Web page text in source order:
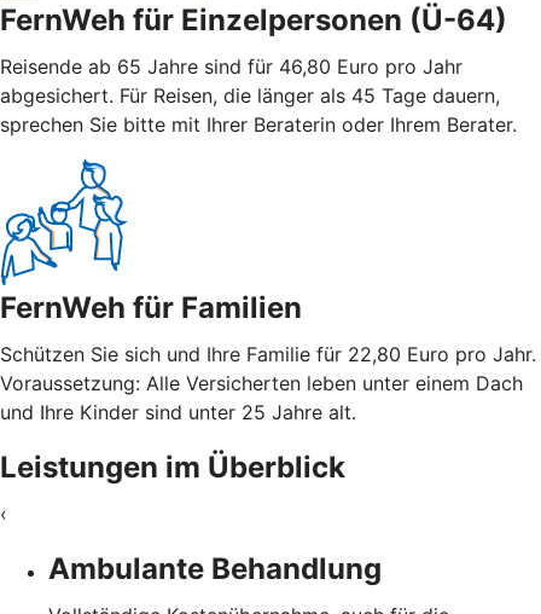
FernWeh für Einzelpersonen (Ü-64)
Reisende ab 65 Jahre sind für 46,80 Euro pro Jahr
abgesichert. Für Reisen, die länger als 45 Tage dauern,
sprechen Sie bitte mit Ihrer Beraterin oder Ihrem Berater.
FernWeh für Familien
Schützen Sie sich und Ihre Familie für 22,80 Euro pro Jahr.
Voraussetzung: Alle Versicherten leben unter einem Dach
und Ihre Kinder sind unter 25 Jahre alt.
Leistungen im Überblick
‹
Ambulante Behandlung